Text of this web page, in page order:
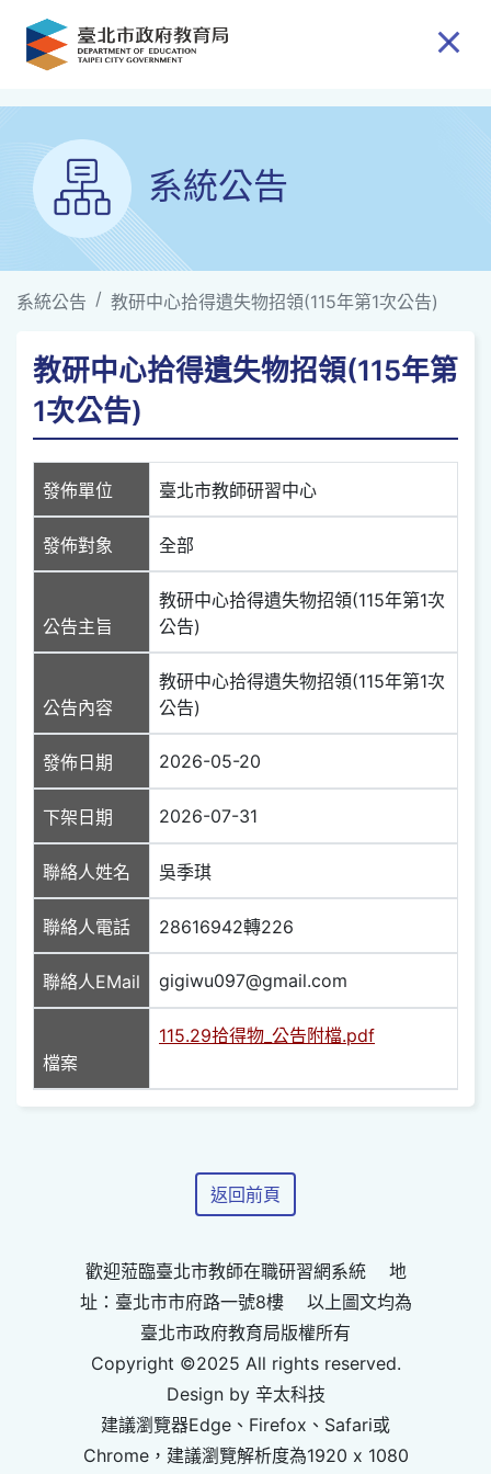
跳到主要內容
系統公告
系統公告 教研中心拾得遺失物招領(115年第1次公告)
教研中心拾得遺失物招領(115年第
1次公告)
發佈單位 臺北市教師研習中心
發佈對象 全部
公告主旨
教研中心拾得遺失物招領(115年第1次
公告)
公告內容
教研中心拾得遺失物招領(115年第1次
公告)
發佈日期 2026-05-20
下架日期 2026-07-31
聯絡人姓名 吳季琪
聯絡人電話 28616942轉226
聯絡人EMail gigiwu097@gmail.com
檔案
115.29拾得物_公告附檔.pdf
返回前頁
歡迎蒞臨臺北市教師在職研習網系統 地
址：臺北市市府路一號8樓 以上圖文均為
臺北市政府教育局版權所有
Copyright ©2025 All rights reserved.
Design by 辛太科技
建議瀏覽器Edge、Firefox、Safari或
Chrome，建議瀏覽解析度為1920 x 1080